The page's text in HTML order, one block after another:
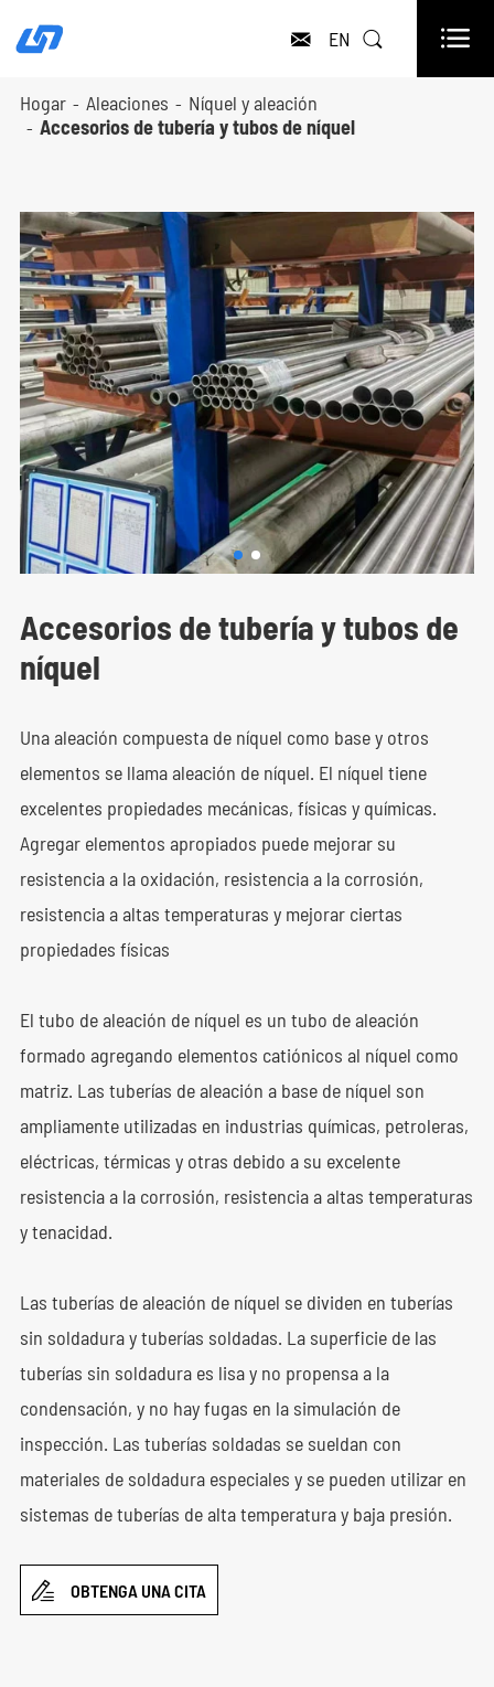
 EN  
Hogar Aleaciones
Níquel y aleación
Accesorios de tubería y tubos de níquel
Accesorios de tubería y tubos de
níquel
Una aleación compuesta de níquel como base y otros
elementos se llama aleación de níquel. El níquel tiene
excelentes propiedades mecánicas, físicas y químicas.
Agregar elementos apropiados puede mejorar su
resistencia a la oxidación, resistencia a la corrosión,
resistencia a altas temperaturas y mejorar ciertas
propiedades físicas
El tubo de aleación de níquel es un tubo de aleación
formado agregando elementos catiónicos al níquel como
matriz. Las tuberías de aleación a base de níquel son
ampliamente utilizadas en industrias químicas, petroleras,
eléctricas, térmicas y otras debido a su excelente
resistencia a la corrosión, resistencia a altas temperaturas
y tenacidad.
Las tuberías de aleación de níquel se dividen en tuberías
sin soldadura y tuberías soldadas. La superficie de las
tuberías sin soldadura es lisa y no propensa a la
condensación, y no hay fugas en la simulación de
inspección. Las tuberías soldadas se sueldan con
materiales de soldadura especiales y se pueden utilizar en
sistemas de tuberías de alta temperatura y baja presión.
 OBTENGA UNA CITA